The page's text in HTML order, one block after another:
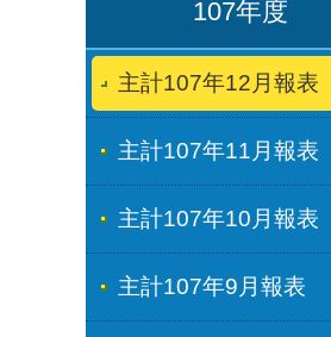
107年度
主計107年12月報表
主計107年11月報表
主計107年10月報表
主計107年9月報表